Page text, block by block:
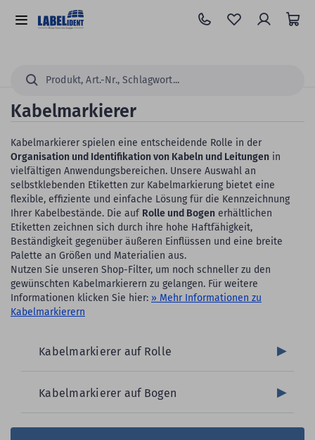
Hauptinhalt
springen
Alle
Suchen...
Kabelmarkierer
Kabelmarkierer spielen eine entscheidende Rolle in der
Organisation und Identifikation von Kabeln und Leitungen in
vielfältigen Anwendungsbereichen. Unsere Auswahl an
selbstklebenden Etiketten zur Kabelmarkierung bietet eine
flexible, effiziente und einfache Lösung für die Kennzeichnung
Ihrer Kabelbestände. Die auf Rolle und Bogen erhältlichen
Etiketten zeichnen sich durch ihre hohe Haftfähigkeit,
Beständigkeit gegenüber äußeren Einflüssen und eine breite
Palette an Größen und Materialien aus.
Nutzen Sie unseren Shop-Filter, um noch schneller zu den
gewünschten Kabelmarkierern zu gelangen. Für weitere
Informationen klicken Sie hier: » Mehr Informationen zu
Kabelmarkierern
Kabelmarkierer auf Rolle
Kabelmarkierer auf Bogen